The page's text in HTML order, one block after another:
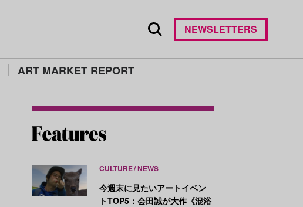
ART MARKET REPORT
NEWSLETTERS
CULTURE NEWS
今週末に見たいアートイベン
トTOP5：会田誠が大作《混浴